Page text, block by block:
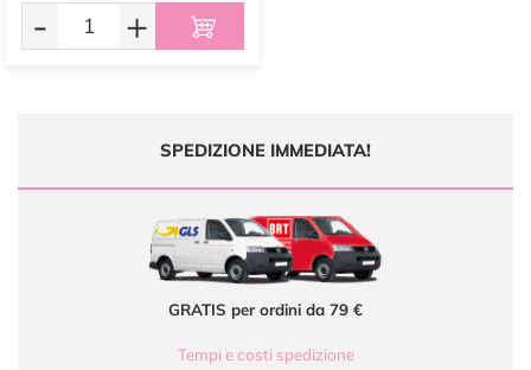
- +
SPEDIZIONE IMMEDIATA!
GRATIS per ordini da 79 €
Tempi e costi spedizione